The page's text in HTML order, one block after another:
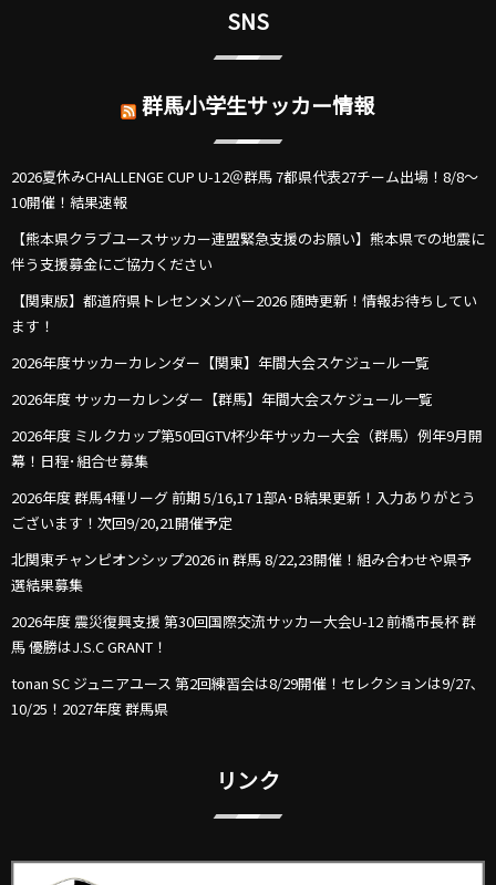
SNS
群馬小学生サッカー情報
2026夏休みCHALLENGE CUP U-12＠群馬 7都県代表27チーム出場！8/8～
10開催！結果速報
【熊本県クラブユースサッカー連盟緊急支援のお願い】熊本県での地震に
伴う支援募金にご協力ください
【関東版】都道府県トレセンメンバー2026 随時更新！情報お待ちしてい
ます！
2026年度サッカーカレンダー【関東】年間大会スケジュール一覧
2026年度 サッカーカレンダー【群馬】年間大会スケジュール一覧
2026年度 ミルクカップ第50回GTV杯少年サッカー大会（群馬）例年9月開
幕！日程･組合せ募集
2026年度 群馬4種リーグ 前期 5/16,17 1部A･B結果更新！入力ありがとう
ございます！次回9/20,21開催予定
北関東チャンピオンシップ2026 in 群馬 8/22,23開催！組み合わせや県予
選結果募集
2026年度 震災復興支援 第30回国際交流サッカー大会U-12 前橋市長杯 群
馬 優勝はJ.S.C GRANT！
tonan SC ジュニアユース 第2回練習会は8/29開催！セレクションは9/27､
10/25！2027年度 群馬県
リンク